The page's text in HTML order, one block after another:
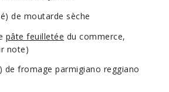
de moutarde sèche
pâte feuilletée du commerce,
note)
de fromage parmigiano reggiano